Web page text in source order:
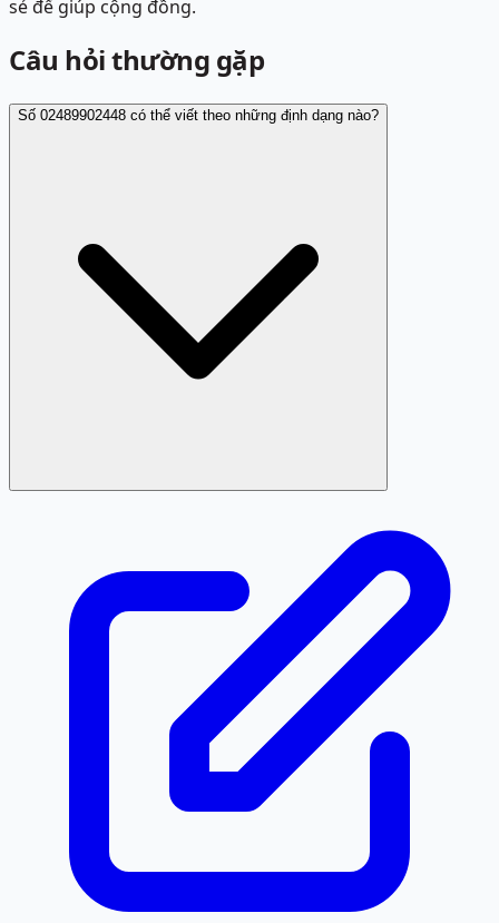
sẻ để giúp cộng đồng.
Câu hỏi thường gặp
Số 02489902448 có thể viết theo những định dạng nào?
Định dạng chuẩn là 02489902448. Các cách viết sau đây
đều được quy về cùng một số khi tra cứu: 024 89902448,
024 8990 2448, +842489902448, +84 24 89902448.